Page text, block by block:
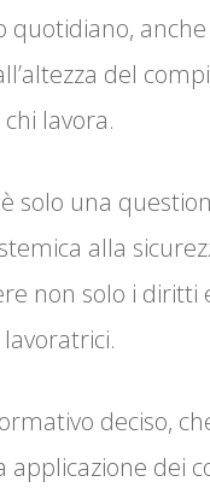
quotidiano,
del
lavora.
solo una
alla
non solo i diritti
deciso,
applicazione dei